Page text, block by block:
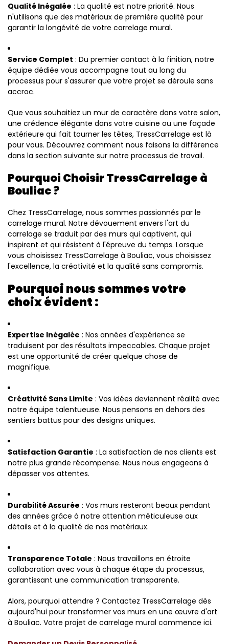
Qualité Inégalée : La qualité est notre priorité. Nous
n'utilisons que des matériaux de première qualité pour
garantir la longévité de votre carrelage mural.
Service Complet : Du premier contact à la finition, notre
équipe dédiée vous accompagne tout au long du
processus pour s'assurer que votre projet se déroule sans
accroc.
Que vous souhaitiez un mur de caractère dans votre salon,
une crédence élégante dans votre cuisine ou une façade
extérieure qui fait tourner les têtes, TressCarrelage est là
pour vous. Découvrez comment nous faisons la différence
dans la section suivante sur notre processus de travail.
Pourquoi Choisir TressCarrelage à
Bouliac ?
Chez TressCarrelage, nous sommes passionnés par le
carrelage mural. Notre dévouement envers l'art du
carrelage se traduit par des murs qui captivent, qui
inspirent et qui résistent à l'épreuve du temps. Lorsque
vous choisissez TressCarrelage à Bouliac, vous choisissez
l'excellence, la créativité et la qualité sans compromis.
Pourquoi nous sommes votre
choix évident :
Expertise Inégalée : Nos années d'expérience se
traduisent par des résultats impeccables. Chaque projet
est une opportunité de créer quelque chose de
magnifique.
Créativité Sans Limite : Vos idées deviennent réalité avec
notre équipe talentueuse. Nous pensons en dehors des
sentiers battus pour des designs uniques.
Satisfaction Garantie : La satisfaction de nos clients est
notre plus grande récompense. Nous nous engageons à
dépasser vos attentes.
Durabilité Assurée : Vos murs resteront beaux pendant
des années grâce à notre attention méticuleuse aux
détails et à la qualité de nos matériaux.
Transparence Totale : Nous travaillons en étroite
collaboration avec vous à chaque étape du processus,
garantissant une communication transparente.
Alors, pourquoi attendre ? Contactez TressCarrelage dès
aujourd'hui pour transformer vos murs en une œuvre d'art
à Bouliac. Votre projet de carrelage mural commence ici.